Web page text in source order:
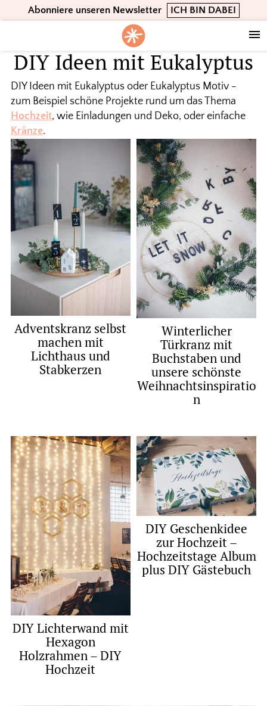
to
to
to
Abonniere unseren Newsletter ICH BIN DABEI
DIY Ideen mit Eukalyptus
DIY Ideen mit Eukalyptus oder Eukalyptus Motiv -
zum Beispiel schöne Projekte rund um das Thema
Hochzeit, wie Einladungen und Deko, oder einfache
Kränze.
Adventskranz selbst
machen mit
Lichthaus und
Stabkerzen
Winterlicher
Türkranz mit
Buchstaben und
unsere schönste
Weihnachtsinspiratio
n
DIY Lichterwand mit
Hexagon
Holzrahmen – DIY
Hochzeit
DIY Geschenkidee
zur Hochzeit –
Hochzeitstage Album
plus DIY Gästebuch